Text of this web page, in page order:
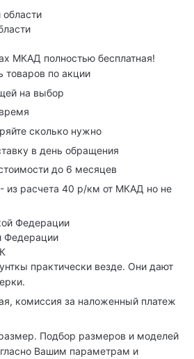
МКАД полностью бесплатная!
товаров по акции
на выбор
сколько нужно
в день обращения
до 6 месяцев
из расчета 40 р/км от МКАД но не
Федерации
практически везде. Они дают
комиссия за наложенный платеж
Подбор размеров и моделей
Вашим параметрам и